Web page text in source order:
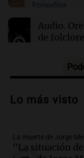
01:31 Ciencia
Reducir
antojos ni
Episodios
Audio.
de
Audio.
vehículos
Audio.
y cinco
Lo más visto
La muerte de Jorge
"La situación